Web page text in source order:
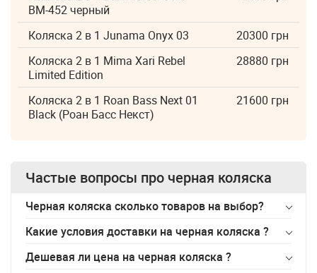
BM-452 черный
Коляска 2 в 1 Junama Onyx 03
20300 грн
Коляска 2 в 1 Mima Xari Rebel
Limited Edition
28880 грн
Коляска 2 в 1 Roan Bass Next 01
Black (Роан Басс Некст)
21600 грн
Частые вопросы про черная коляска
Черная коляска сколько товаров на выбор?
Какие условия доставки на черная коляска ?
Дешевая ли цена на черная коляска ?